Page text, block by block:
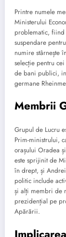
Printre numele
Ministerului
problematic,
suspendare
numire stârnește
selecție pentru
de bani publici,
germane
Membrii
Grupul de Lucru
Prim-ministrului,
orașului Oradea
este sprijinit de
în drept, și
politic include
și alți membri de
prezidențial pe
Apărării.